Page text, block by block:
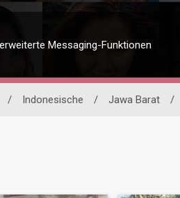
Messaging-Funktionen
/ Indonesische / Jawa Barat /